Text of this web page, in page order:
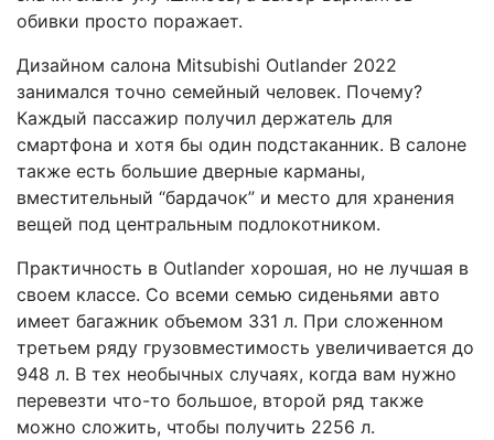
обивки просто поражает.
Дизайном салона Mitsubishi Outlander 2022
занимался точно семейный человек. Почему?
Каждый пассажир получил держатель для
смартфона и хотя бы один подстаканник. В салоне
также есть большие дверные карманы,
вместительный “бардачок” и место для хранения
вещей под центральным подлокотником.
Практичность в Outlander хорошая, но не лучшая в
своем классе. Со всеми семью сиденьями авто
имеет багажник объемом 331 л. При сложенном
третьем ряду грузовместимость увеличивается до
948 л. В тех необычных случаях, когда вам нужно
перевезти что-то большое, второй ряд также
можно сложить, чтобы получить 2256 л.